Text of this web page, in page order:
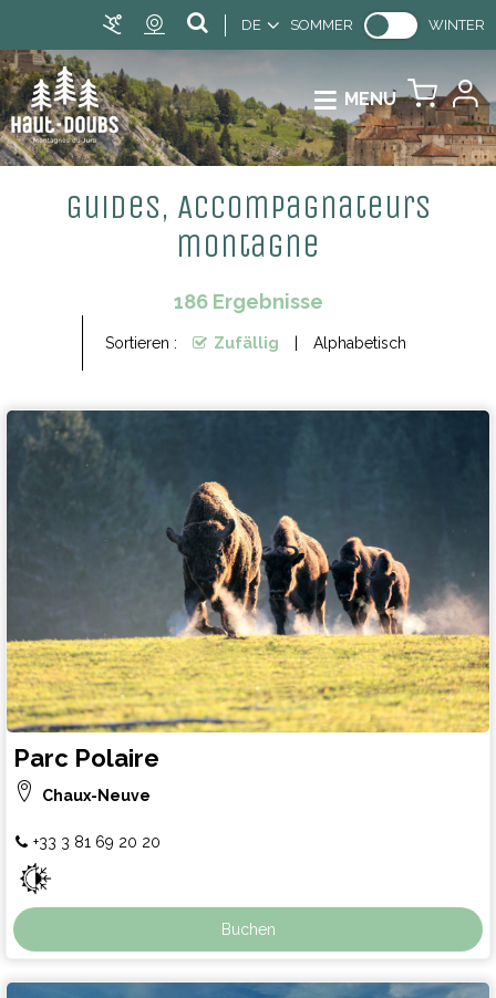
DE SOMMER WINTER
MENU
Guides, Accompagnateurs
montagne
186Ergebnisse
Sortieren : Zufällig Alphabetisch
Parc Polaire
Chaux-Neuve
+33 3 81 69 20 20
Buchen